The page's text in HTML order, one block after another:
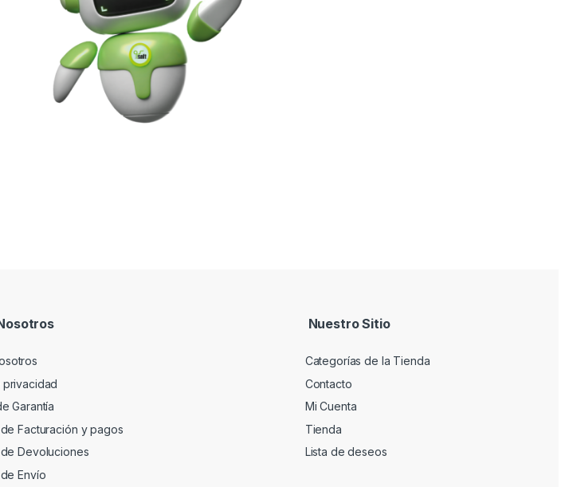
privacidad
Garantía
Facturación y pagos
Devoluciones
Envío
Nuestro Sitio
Categorías de la Tienda
Contacto
Mi Cuenta
Tienda
Lista de deseos